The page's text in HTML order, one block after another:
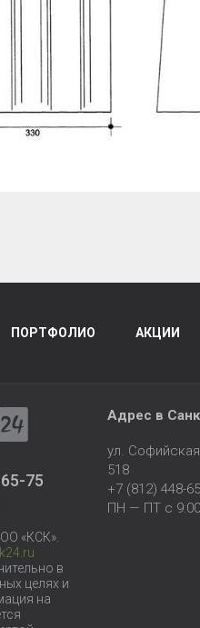
ПОРТФОЛИО АКЦИИ
75
«КСК».
в
целях и
на
Адрес в
ул.
518
+7 (812) 448-
ПН — ПТ с